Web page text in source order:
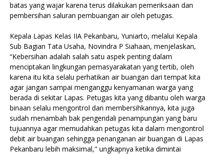
batas yang wajar karena terus dilakukan pemeriksaan dan
pembersihan saluran pembuangan air oleh petugas.
Kepala Lapas Kelas IIA Pekanbaru, Yuniarto, melalui Kepala
Sub Bagian Tata Usaha, Novindra P Siahaan, menjelaskan,
“Kebersihan adalah salah satu aspek penting dalam
menciptakan lingkungan pemasyarakatan yang tertib, oleh
karena itu kita selalu perhatikan air buangan dari tempat kita
agar jangan sampai menganggu kenyamanan warga yang
berada di sekitar Lapas. Petugas kita yang dibantu oleh warga
binaan selalu mengontrol dan membersihkannya, kita juga
sudah menambah bak pengendali penampungan yang baru
tujuannya agar memudahkan petugas kita dalam mengontrol
debit air buangan sehingga penanganan air buangan di Lapas
Pekanbaru lebih maksimal," ungkapnya ketika dimintai